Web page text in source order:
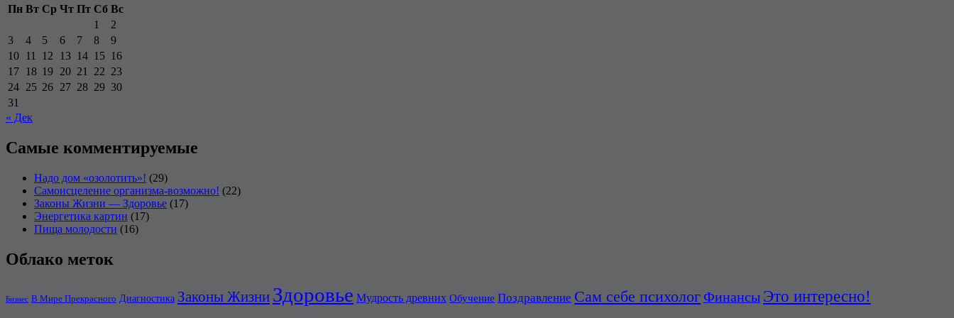
Пн Вт Ср Чт Пт Сб Вс
1
2
3
4 5 6 7 8
9
10 11 12 13 14 15 16
17 18 19 20 21 22 23
24 25 26 27 28 29 30
31
« Дек
Самые комментируемые
Надо дом «озолотить»! (29)
Самоисцеление организма-возможно! (22)
Законы Жизни — Здоровье (17)
Энергетика картин (17)
Пища молодости (16)
Облако меток
Бизнес В Мире Прекрасного Диагностика Законы Жизни Здоровье Мудрость древних Обучение Поздравление Сам себе психолог Финансы Это интересно!